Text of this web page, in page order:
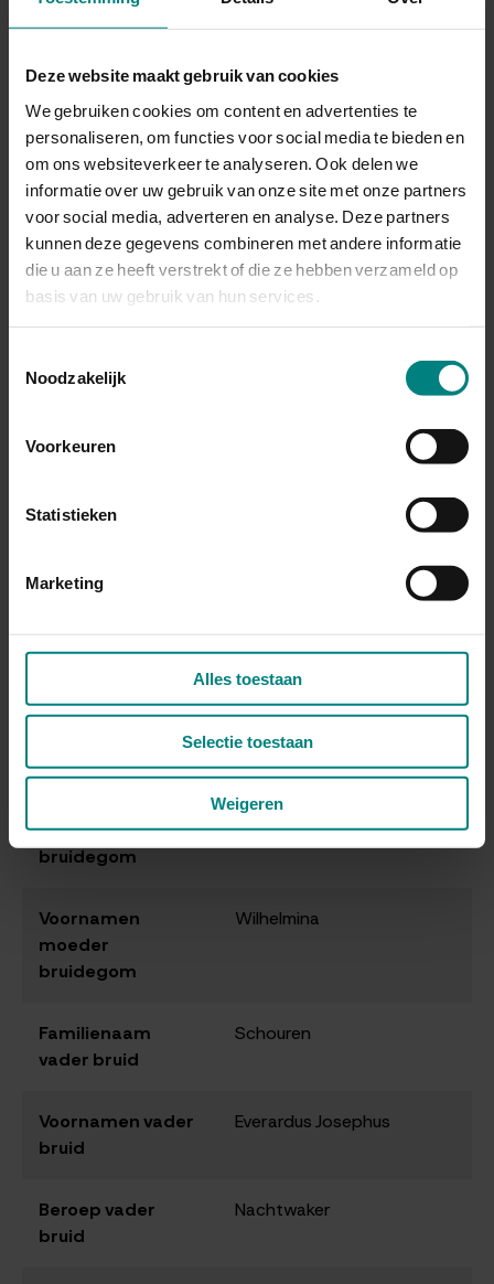
Deze website maakt gebruik van cookies
We gebruiken cookies om content en advertenties te
personaliseren, om functies voor social media te bieden en
om ons websiteverkeer te analyseren. Ook delen we
informatie over uw gebruik van onze site met onze partners
voor social media, adverteren en analyse. Deze partners
kunnen deze gegevens combineren met andere informatie
die u aan ze heeft verstrekt of die ze hebben verzameld op
basis van uw gebruik van hun services.
Noodzakelijk
Voorkeuren
Statistieken
Marketing
Alles toestaan
Selectie toestaan
Weigeren
bruidegom
Leeftijd
bruidegom
22
Beroep
bruidegom
Metaaldraaier
Familienaam bruid Schouren
Voornamen bruid Gertruda Hendrika
Geboorteplaats
bruidegom
Beroep vader
Overweg-wachter
moeder
bruidegom
Engeland, van
Voornamen
moeder
bruidegom
Wilhelmina
Familienaam
vader bruid
Schouren
Voornamen vader
bruid
Everardus Josephus
Beroep vader
bruid
Nachtwaker